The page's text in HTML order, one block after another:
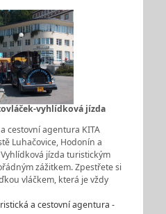
vyhlídková jízda
cestovní agentura KITA
Luhačovice, Hodonín a
jízda turistickým
zážitkem. Zpestřete si
vláčkem, která je vždy
a cestovní agentura -